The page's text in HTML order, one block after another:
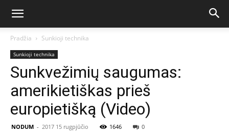
Pradžia Sunkioji technika
Sunkioji technika
Sunkvežimių saugumas:
amerikietiškas prieš
europietišką (Video)
NODUM - 2017 15 rugpjūčio 1646 0